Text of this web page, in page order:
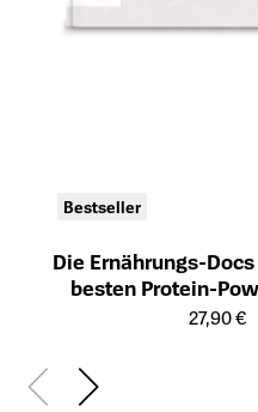
Bestseller
Die Ernährungs-
besten Protein-
Öffnet die Detailseite des27,90 €